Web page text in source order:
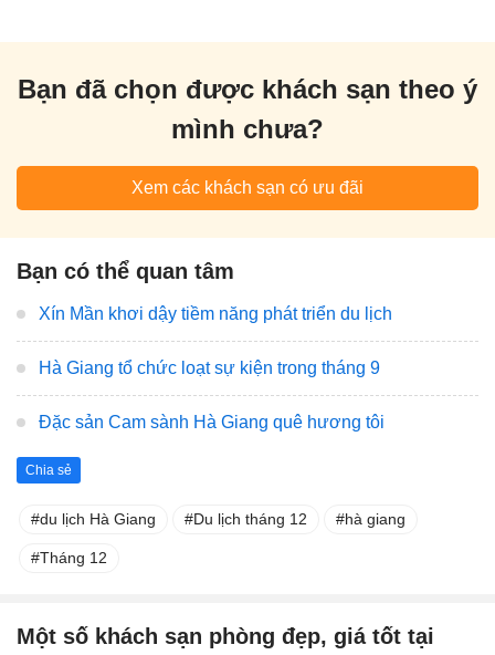
Bạn đã chọn được khách sạn theo ý
mình chưa?
Xem các khách sạn có ưu đãi
Bạn có thể quan tâm
Xín Mần khơi dậy tiềm năng phát triển du lịch
Hà Giang tổ chức loạt sự kiện trong tháng 9
Đặc sản Cam sành Hà Giang quê hương tôi
Chia sẻ
du lịch Hà Giang Du lịch tháng 12 hà giang
Tháng 12
Một số khách sạn phòng đẹp, giá tốt tại